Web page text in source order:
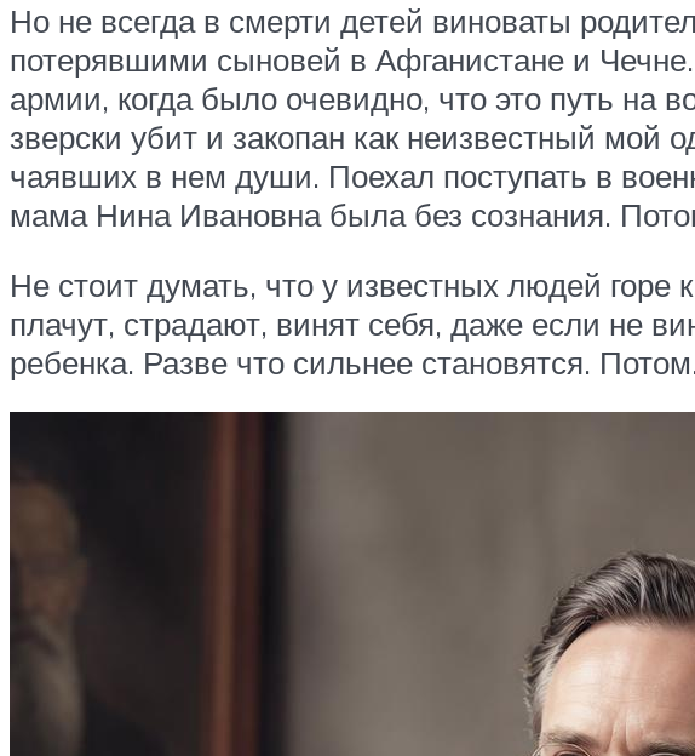
Но не всегда в смерти детей виноваты
потерявшими сыновей в Афганистане и
армии, когда было очевидно, что это путь на
зверски убит и закопан как неизвестный мой
чаявших в нем души. Поехал поступать в
мама Нина Ивановна была без сознания.
Не стоит думать, что у известных людей горе
плачут, страдают, винят себя, даже если не
ребенка. Разве что сильнее становятся.